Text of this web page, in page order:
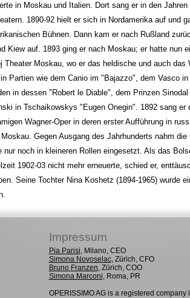
in Moskau und Italien. Dort sang er in den
1890-92 hielt er sich in Nordamerika auf und
Bühnen. Dann kam er nach Rußland
Kiew auf. 1893 ging er nach Moskau; er hatte nun
Theater Moskau, wo er das heldische und auch das
Partien wie dem Canio im "Bajazzo", dem Vasco
in dessen "Robert le Diable", dem Prinzen
in Tschaikowskys "Eugen Onegin". 1892 sang er
Wagner-Oper in deren erster Aufführung in
Gegen Ausgang des Jahrhunderts nahm
nur noch in kleineren Rollen eingesetzt. Als das
1902-03 nicht mehr erneuerte, schied er,
Seine Tochter Nina Koshetz (1894-1965) wurde
Impressum
Pia Parisi, Milano, CEO
Simona Novoselac, Zürich, CFO
Bruno Franzen, Zürich, COO
Simona Marconi, Roma, PR
OPERISSIMO AG is a registered company